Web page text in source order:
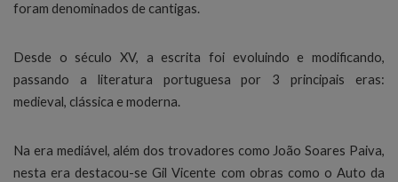
foram denominados de cantigas.
Desde o século XV, a escrita foi evoluindo e modificando,
passando a literatura portuguesa por 3 principais eras:
medieval, clássica e moderna.
Na era mediável, além dos trovadores como João Soares Paiva,
nesta era destacou-se Gil Vicente com obras como o Auto da